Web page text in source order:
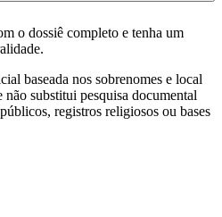
o dossiê completo e tenha um
baseada nos sobrenomes e local
substitui pesquisa documental
registros religiosos ou bases